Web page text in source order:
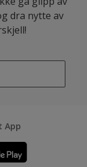
dra nytte av
App